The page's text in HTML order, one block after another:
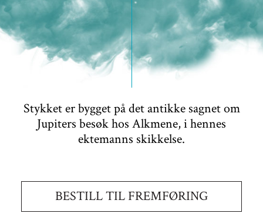
Stykket er bygget på det antikke sagnet om
Jupiters besøk hos Alkmene, i hennes
ektemanns skikkelse.
BESTILL TIL FREMFØRING